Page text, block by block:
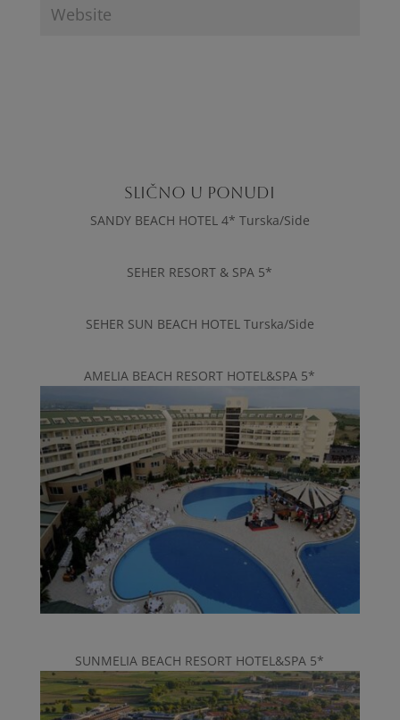
SLIČNO U PONUDI
SANDY BEACH HOTEL 4* Turska/Side
SEHER RESORT & SPA 5*
SEHER SUN BEACH HOTEL Turska/Side
AMELIA BEACH RESORT HOTEL&SPA 5*
SUNMELIA BEACH RESORT HOTEL&SPA 5*